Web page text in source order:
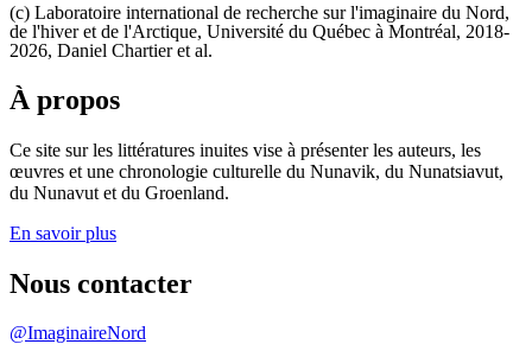
(c) Laboratoire international de recherche sur l'imaginaire du Nord,
de l'hiver et de l'Arctique, Université du Québec à Montréal, 2018-
2026, Daniel Chartier et al.
À propos
Ce site sur les littératures inuites vise à présenter les auteurs, les
œuvres et une chronologie culturelle du Nunavik, du Nunatsiavut,
du Nunavut et du Groenland.
En savoir plus
Nous contacter
@ImaginaireNord